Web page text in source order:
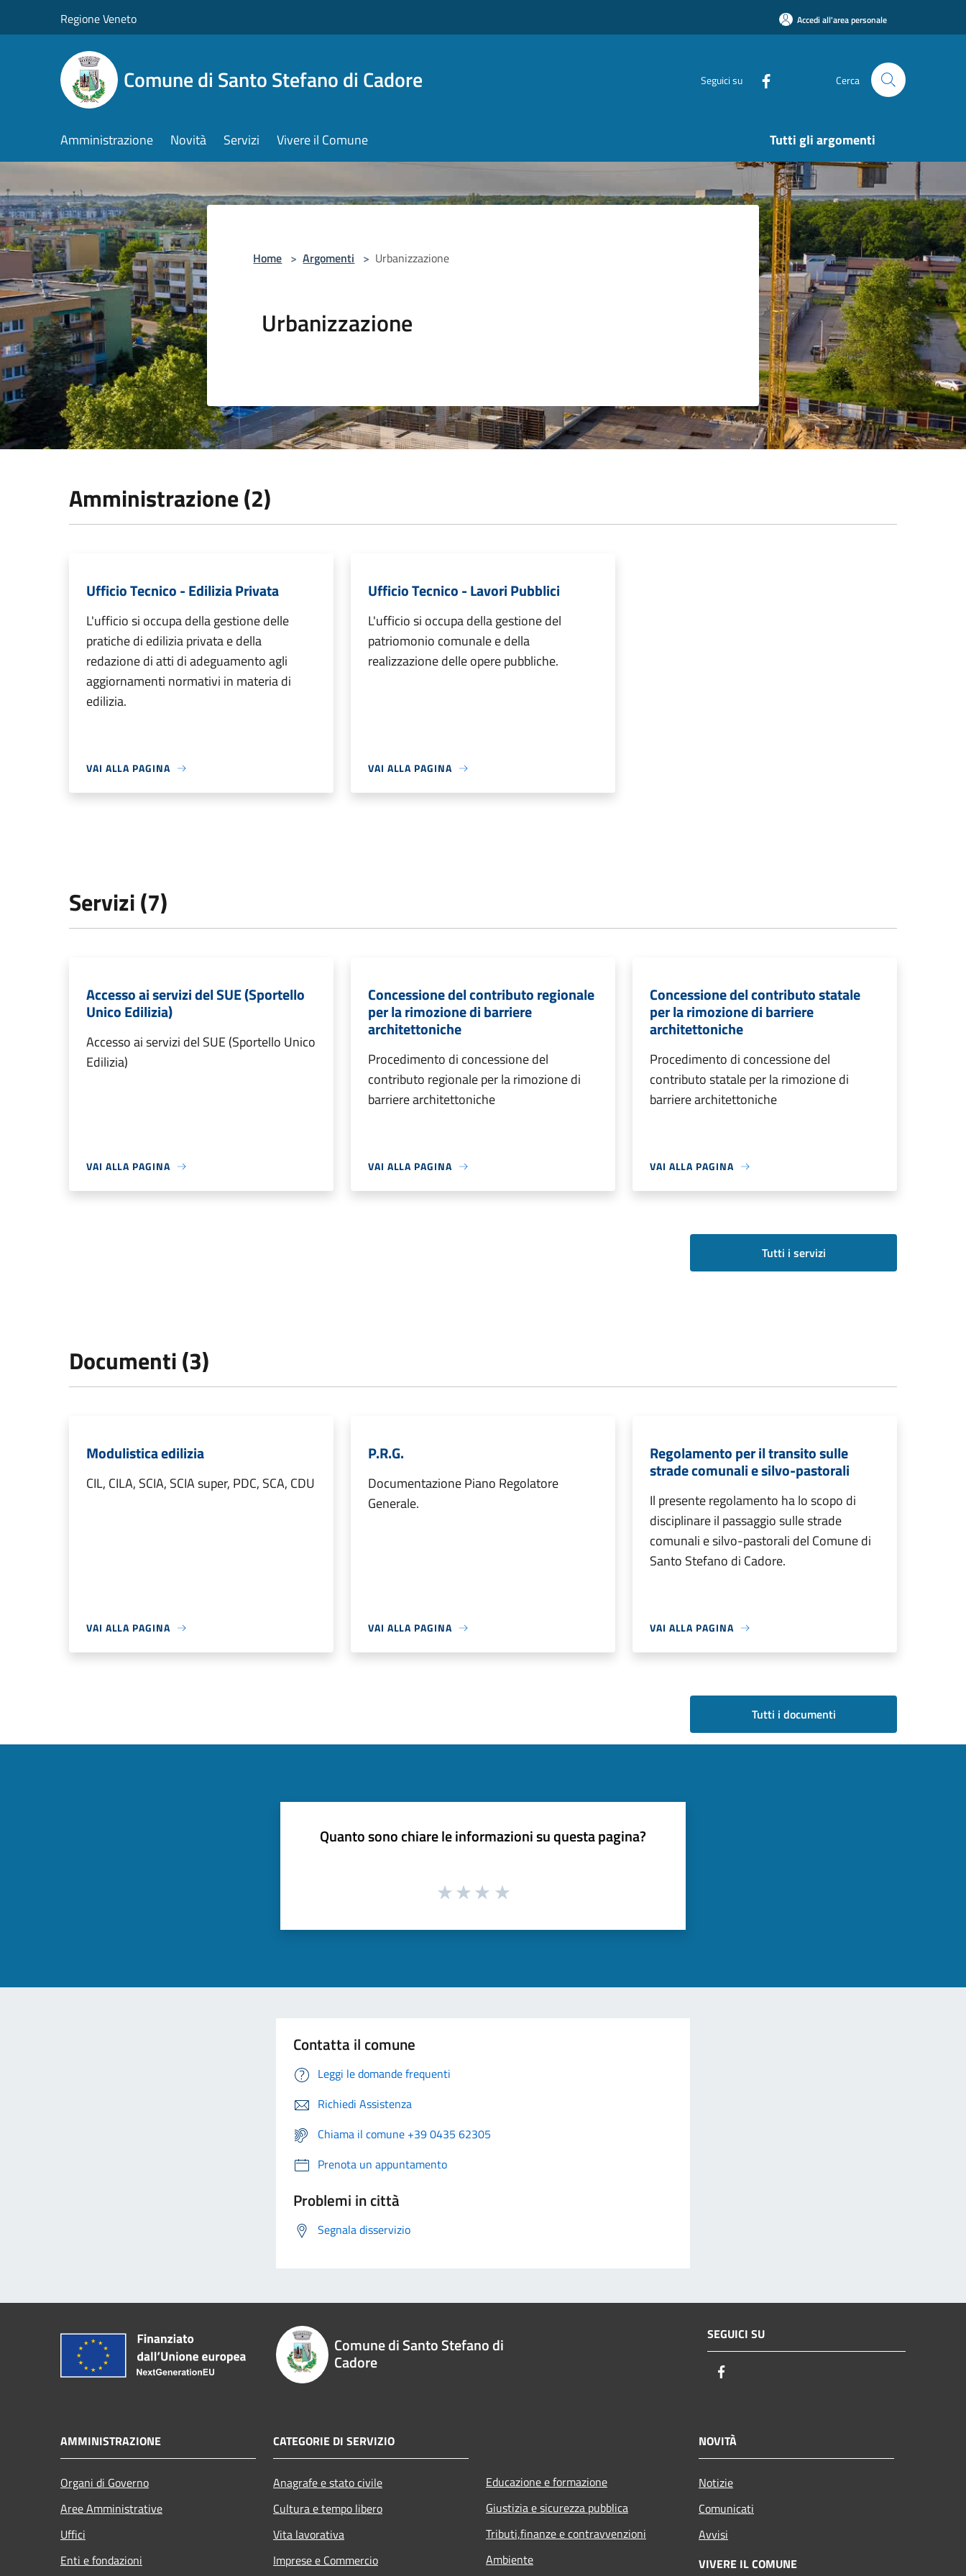
Regione Veneto Accedi all'area personale
Comune di Santo Stefano di Cadore Seguici su Cerca
Amministrazione Novità Servizi Vivere il Comune Tutti gli argomenti
Home > Argomenti > Urbanizzazione
Urbanizzazione
Amministrazione (2)
Ufficio Tecnico - Edilizia Privata
L'ufficio si occupa della gestione delle
pratiche di edilizia privata e della
redazione di atti di adeguamento agli
aggiornamenti normativi in materia di
edilizia.
VAI ALLA PAGINA
Ufficio Tecnico - Lavori Pubblici
L'ufficio si occupa della gestione del
patriomonio comunale e della
realizzazione delle opere pubbliche.
VAI ALLA PAGINA
Servizi (7)
Accesso ai servizi del SUE (Sportello
Unico Edilizia)
Accesso ai servizi del SUE (Sportello Unico
Edilizia)
VAI ALLA PAGINA
Concessione del contributo regionale
per la rimozione di barriere
architettoniche
Procedimento di concessione del
contributo regionale per la rimozione di
barriere architettoniche
VAI ALLA PAGINA
Concessione del contributo statale
per la rimozione di barriere
architettoniche
Procedimento di concessione del
contributo statale per la rimozione di
barriere architettoniche
VAI ALLA PAGINA
Tutti i servizi
Documenti (3)
Modulistica edilizia
CIL, CILA, SCIA, SCIA super, PDC, SCA, CDU
VAI ALLA PAGINA
P.R.G.
Documentazione Piano Regolatore
Generale.
VAI ALLA PAGINA
Regolamento per il transito sulle
strade comunali e silvo-pastorali
Il presente regolamento ha lo scopo di
disciplinare il passaggio sulle strade
comunali e silvo-pastorali del Comune di
Santo Stefano di Cadore.
VAI ALLA PAGINA
Tutti i documenti
Quanto sono chiare le informazioni su questa pagina?
Contatta il comune
Leggi le domande frequenti
Richiedi Assistenza
Chiama il comune +39 0435 62305
Prenota un appuntamento
Problemi in città
Segnala disservizio
Comune di Santo Stefano di
Cadore
SEGUICI SU
AMMINISTRAZIONE
Organi di Governo
Aree Amministrative
Uffici
Enti e fondazioni
CATEGORIE DI SERVIZIO
Anagrafe e stato civile
Cultura e tempo libero
Vita lavorativa
Imprese e Commercio
Educazione e formazione
Giustizia e sicurezza pubblica
Tributi,finanze e contravvenzioni
Ambiente
NOVITÀ
Notizie
Comunicati
Avvisi
VIVERE IL COMUNE